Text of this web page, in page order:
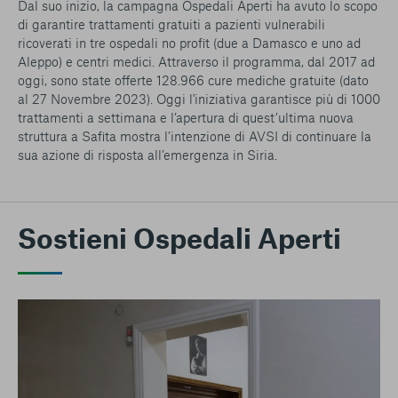
Dal suo inizio, la campagna Ospedali Aperti ha avuto lo scopo
di garantire trattamenti gratuiti a pazienti vulnerabili
ricoverati in tre ospedali no profit (due a Damasco e uno ad
Aleppo) e centri medici. Attraverso il programma, dal 2017 ad
oggi, sono state offerte 128.966 cure mediche gratuite (dato
al 27 Novembre 2023). Oggi l'iniziativa garantisce più di 1000
trattamenti a settimana e l’apertura di quest’ultima nuova
struttura a Safita mostra l’intenzione di AVSI di continuare la
sua azione di risposta all’emergenza in Siria.
Sostieni Ospedali Aperti